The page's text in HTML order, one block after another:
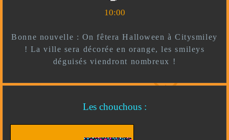
10:00
Bonne nouvelle : On fêtera Halloween à Citysmiley
! La ville sera décorée en orange, les smileys
déguisés viendront nombreux !
Les chouchous :